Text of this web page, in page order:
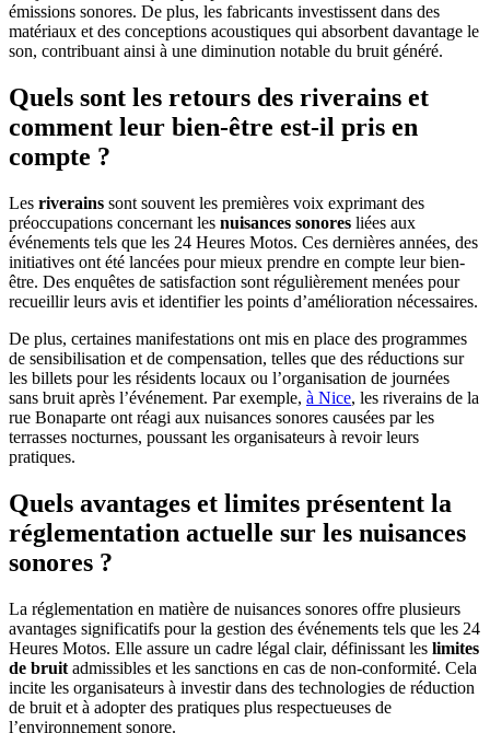
émissions sonores. De plus, les fabricants investissent dans des
matériaux et des conceptions acoustiques qui absorbent davantage le
son, contribuant ainsi à une diminution notable du bruit généré.
Quels sont les retours des riverains et
comment leur bien-être est-il pris en
compte ?
Les riverains sont souvent les premières voix exprimant des
préoccupations concernant les nuisances sonores liées aux
événements tels que les 24 Heures Motos. Ces dernières années, des
initiatives ont été lancées pour mieux prendre en compte leur bien-
être. Des enquêtes de satisfaction sont régulièrement menées pour
recueillir leurs avis et identifier les points d’amélioration nécessaires.
De plus, certaines manifestations ont mis en place des programmes
de sensibilisation et de compensation, telles que des réductions sur
les billets pour les résidents locaux ou l’organisation de journées
sans bruit après l’événement. Par exemple, à Nice, les riverains de la
rue Bonaparte ont réagi aux nuisances sonores causées par les
terrasses nocturnes, poussant les organisateurs à revoir leurs
pratiques.
Quels avantages et limites présentent la
réglementation actuelle sur les nuisances
sonores ?
La réglementation en matière de nuisances sonores offre plusieurs
avantages significatifs pour la gestion des événements tels que les 24
Heures Motos. Elle assure un cadre légal clair, définissant les limites
de bruit admissibles et les sanctions en cas de non-conformité. Cela
incite les organisateurs à investir dans des technologies de réduction
de bruit et à adopter des pratiques plus respectueuses de
l’environnement sonore.